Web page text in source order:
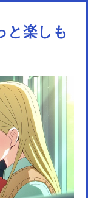
と楽しも